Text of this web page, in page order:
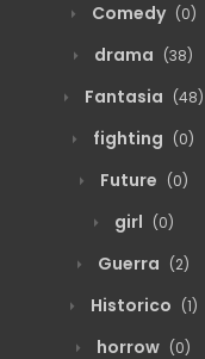
Comedy (0)
drama (38)
Fantasia (48)
fighting (0)
Future (0)
girl (0)
Guerra (2)
Historico (1)
horrow (0)